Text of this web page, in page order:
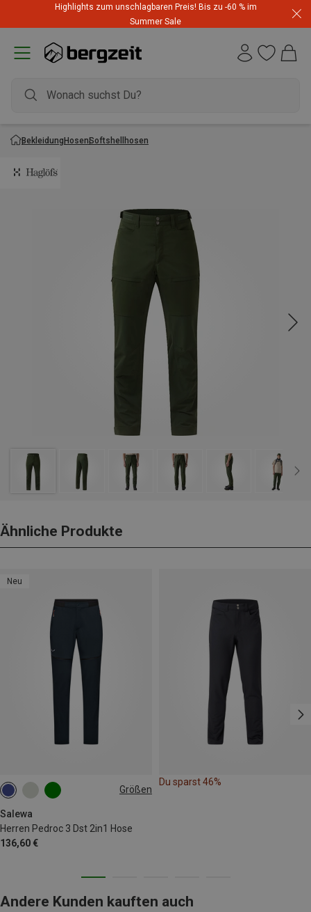
Highlights zum unschlagbaren Preis! Bis zu -60 % im
Summer Sale
BekleidungHosenSoftshellhosen
Ähnliche Produkte
Neu
Größen
Salewa
Herren Pedroc 3 Dst 2in1 Hose
136,60 €
S M L XXL
Du sparst 46%
Andere Kunden kauften auch